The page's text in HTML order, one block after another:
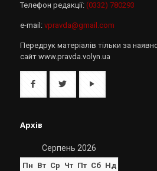
Телефон редакції: (0332) 780293
e-mail: vpravda@gmail.com
Передрук матеріалів тільки за
сайт www.pravda.volyn.ua
Архів
Серпень 2026
Пн Вт Ср Чт Пт Сб Нд